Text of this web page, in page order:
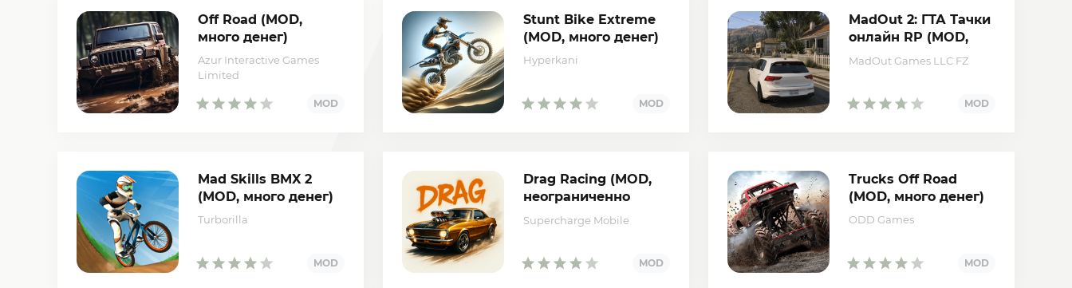
Off Road (MOD,
много денег)
Azur Interactive Games
Limited
Stunt Bike Extreme
(MOD, много денег)
Hyperkani
MadOut 2: ГТА Тачки
онлайн RP (MOD,
много патронов)
MadOut Games LLC FZ
Mad Skills BMX 2
(MOD, много денег)
Turborilla
Drag Racing (MOD,
неограниченно
денег)
Supercharge Mobile
Trucks Off Road
(MOD, много денег)
ODD Games